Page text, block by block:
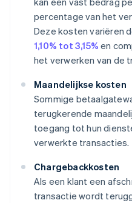
percentage van het
Deze kosten variëren
1,10% tot 3,15% en
het verwerken van de
Maandelijkse kosten
Sommige
terugkerende
toegang tot hun
verwerkte transacties.
Chargebackkosten
Als een klant een
transactie wordt